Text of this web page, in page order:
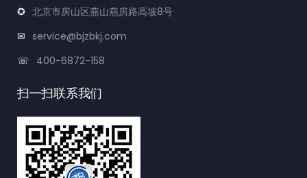
北京市房山区燕山燕房路高坡8号
service@bjzbkj.com
400-6872-158
扫一扫联系我们